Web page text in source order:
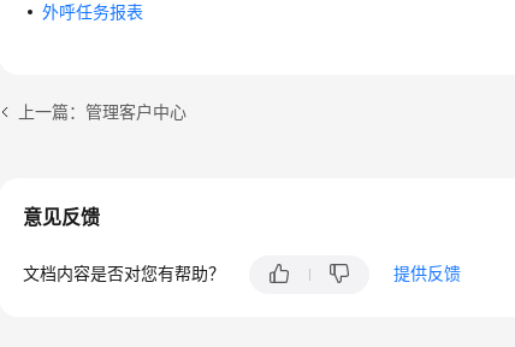
外呼任务报表
上一篇：管理客户中心
意见反馈
文档内容是否对您有帮助？ 提供反馈